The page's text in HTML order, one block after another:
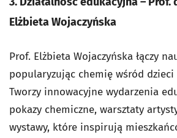
Elżbieta Wojaczyńska
Prof. Elżbieta Wojaczyńska łączy
popularyzując chemię wśród dzieci
Tworzy innowacyjne wydarzenia
pokazy chemiczne, warsztaty
wystawy, które inspirują